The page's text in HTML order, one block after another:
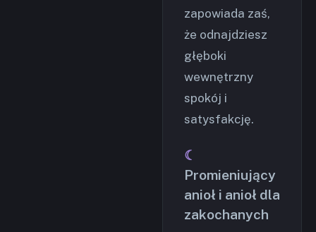
zapowiada zaś,
że odnajdziesz
głęboki
wewnętrzny
spokój i
satysfakcję.
Promieniujący
anioł i anioł dla
zakochanych